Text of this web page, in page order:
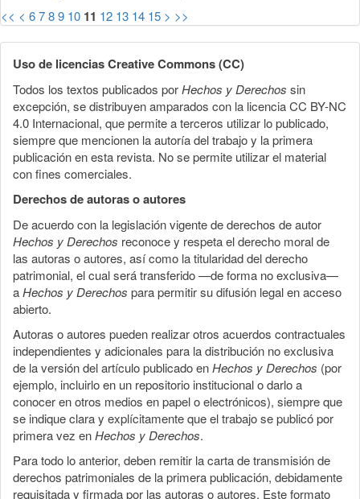
<< < 6789 10 11 12 13 14 15 > >>
Uso de licencias Creative Commons (CC)
Todos los textos publicados porHechos y Derechos sin
excepción, se distribuyen amparados con la licencia CC BY-NC
4.0 Internacional, que permite a terceros utilizar lo publicado,
siempre que mencionen la autoría del trabajo y la primera
publicación en esta revista. No se permite utilizar el material
con fines comerciales.
Derechos de autoras o autores
De acuerdo con la legislación vigente de derechos de autor
Hechos y Derechos reconoce y respeta el derecho moral de
las autoras o autores, así como la titularidad del derecho
patrimonial, el cual será transferido —de forma no exclusiva—
aHechos y Derechos para permitir su difusión legal en acceso
abierto.
Autoras o autores pueden realizar otros acuerdos contractuales
independientes y adicionales para la distribución no exclusiva
de la versión del artículo publicado enHechos y Derechos (por
ejemplo, incluirlo en un repositorio institucional o darlo a
conocer en otros medios en papel o electrónicos), siempre que
se indique clara y explícitamente que el trabajo se publicó por
primera vez enHechos y Derechos.
Para todo lo anterior, deben remitir la carta de transmisión de
derechos patrimoniales de la primera publicación, debidamente
requisitada y firmada por las autoras o autores. Este formato